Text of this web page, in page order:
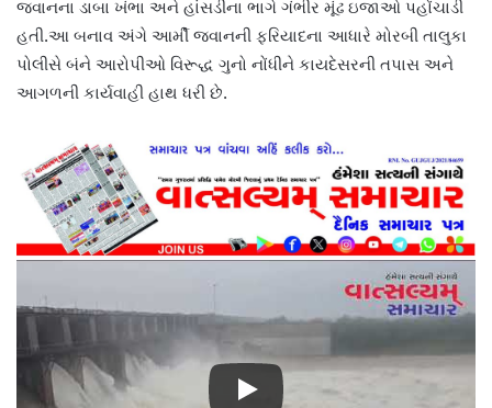
જવાનના ડાબા ખંભા અને હાંસડીના ભાગે ગંભીર મૂંઢ ઇજાઓ પહોંચાડી
હતી.આ બનાવ અંગે આર્મી જવાનની ફરિયાદના આધારે મોરબી તાલુકા
પોલીસે બંને આરોપીઓ વિરૂદ્ધ ગુનો નોંધીને કાયદેસરની તપાસ અને
આગળની કાર્યવાહી હાથ ધરી છે.